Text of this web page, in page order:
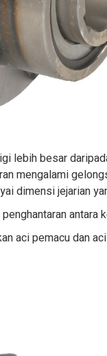
lebih besar
mengalami
dimensi jejarian
antara
aci pemacu dan